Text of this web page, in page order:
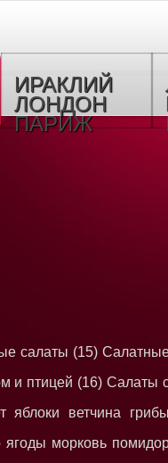
ИРАКЛИЙ
ЛОНДОН
ПАРИЖ
салаты (15)
и птицей (16) Салаты
яблоки ветчина
ягоды морковь